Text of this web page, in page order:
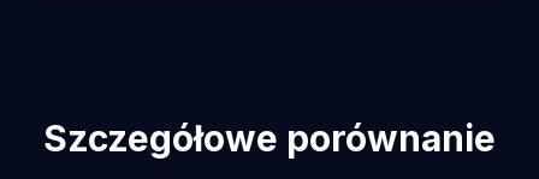
Szczegółowe porównanie